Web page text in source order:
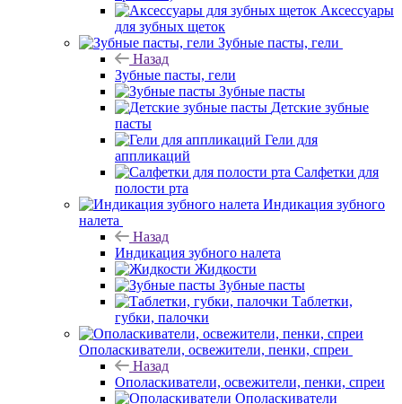
Аксессуары
для зубных щеток
Зубные пасты, гели
Назад
Зубные пасты, гели
Зубные пасты
Детские зубные
пасты
Гели для
аппликаций
Салфетки для
полости рта
Индикация зубного
налета
Назад
Индикация зубного налета
Жидкости
Зубные пасты
Таблетки,
губки, палочки
Ополаскиватели, освежители, пенки, спреи
Назад
Ополаскиватели, освежители, пенки, спреи
Ополаскиватели